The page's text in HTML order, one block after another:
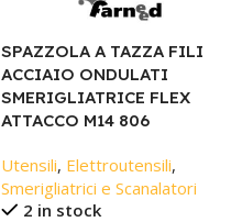
SPAZZOLA A TAZZA FILI
ACCIAIO ONDULATI
SMERIGLIATRICE FLEX
ATTACCO M14 806
Utensili, Elettroutensili,
Smerigliatrici e Scanalatori
2 in stock